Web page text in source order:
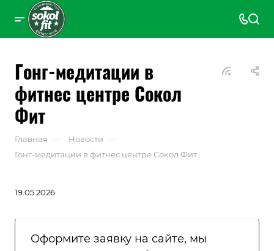
Гонг-медитации в
фитнес центре Сокол
Фит
Главная — Новости —
Гонг-медитации в фитнес центре Сокол Фит
19.05.2026
Оформите заявку на сайте, мы